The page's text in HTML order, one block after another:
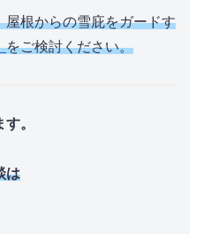
屋根からの雪庇をガードす
をご検討ください。
。
は